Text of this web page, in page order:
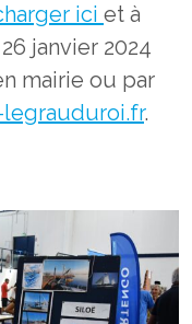
ici et à
janvier 2024
mairie ou par
.